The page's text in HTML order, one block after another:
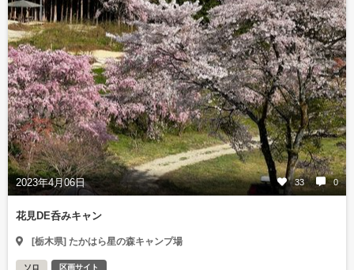
2023年4月06日 33 0
花見DE呑みキャン
[栃木県] たかはら星の森キャンプ場
ソロ 区画サイト